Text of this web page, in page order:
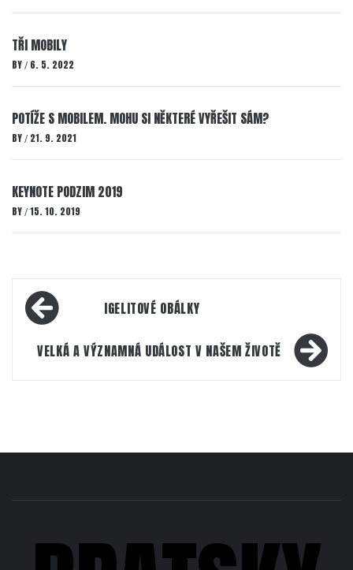
TŘI MOBILY
BY / 6. 5. 2022
POTÍŽE S MOBILEM. MOHU SI NĚKTERÉ VYŘEŠIT SÁM?
BY / 21. 9. 2021
KEYNOTE PODZIM 2019
BY / 15. 10. 2019
Navigace
pro
příspěvek
IGELITOVÉ OBÁLKY
VELKÁ A VÝZNAMNÁ UDÁLOST V NAŠEM ŽIVOTĚ